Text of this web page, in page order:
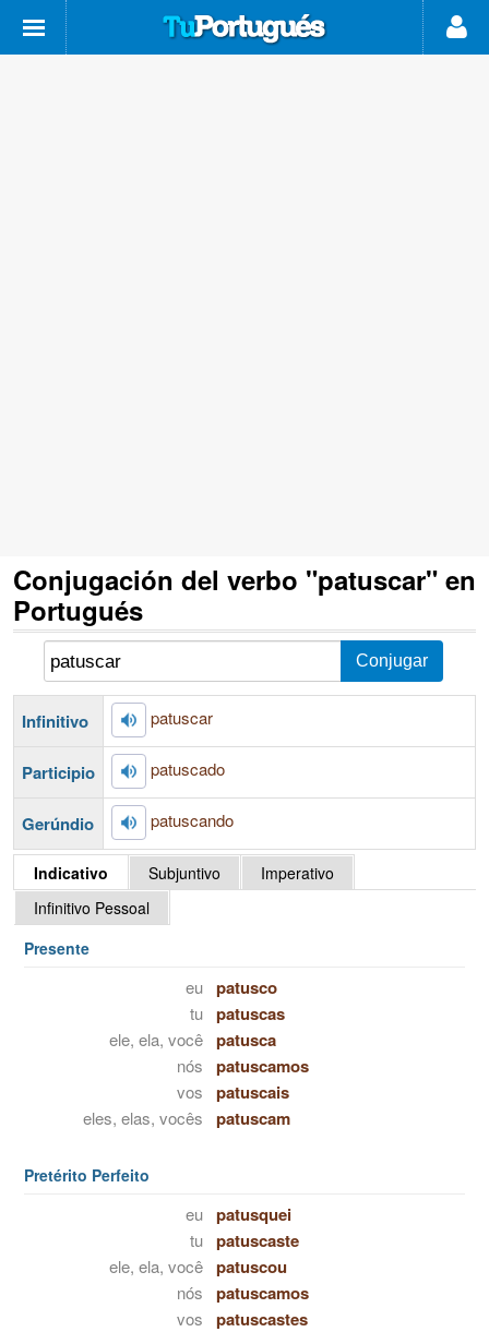
Conjugación del verbo "patuscar" en
Portugués
Infinitivo patuscar
Participio patuscado
Gerúndio patuscando
Indicativo Subjuntivo
Imperativo
Infinitivo Pessoal
Presente
eu patusco
tu patuscas
ele, ela, você patusca
nós patuscamos
vos patuscais
eles, elas, vocês patuscam
Pretérito Perfeito
eu patusquei
tu patuscaste
ele, ela, você patuscou
nós patuscamos
vos patuscastes